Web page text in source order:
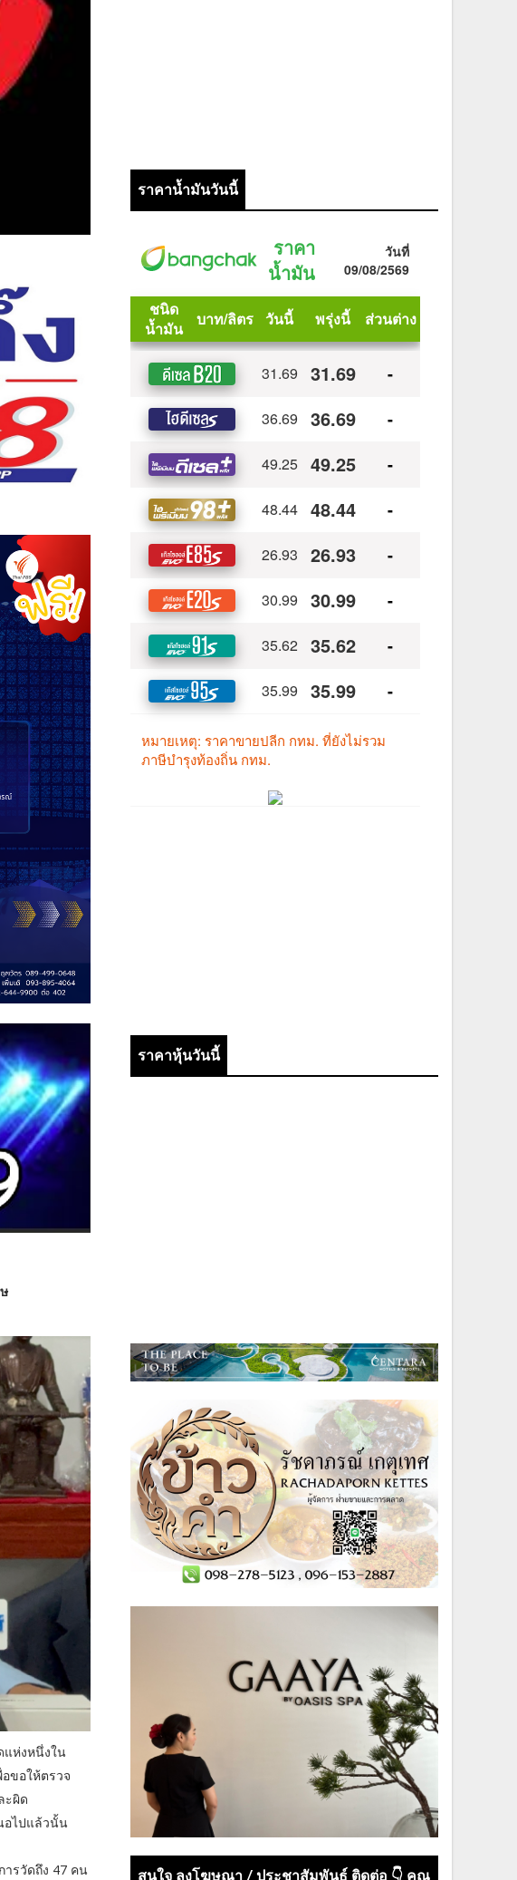
แห่งหนึ่งใน
ขอให้ตรวจ
ะผิด
อไปแล้วนั้น
ารวัดถึง 47 คน
ราคาน้ำมันวันนี้
ราคาหุ้นวันนี้
สนใจ ลงโฆษณา / ประชาสัมพันธ์ ติดต่อ 👇 คุณ